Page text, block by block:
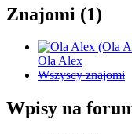
Znajomi (1)
Ola Alex
Wszyscy znajomi
Wpisy na